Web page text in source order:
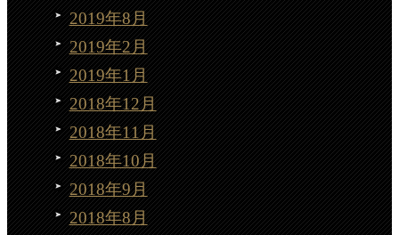
2019年8月
2019年2月
2019年1月
2018年12月
2018年11月
2018年10月
2018年9月
2018年8月